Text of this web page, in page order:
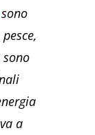
sono
sono
a